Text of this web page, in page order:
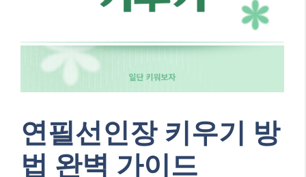
연필선인장 키우기 방
법 완벽 가이드